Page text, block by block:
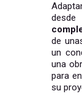
de
un
una
para
su